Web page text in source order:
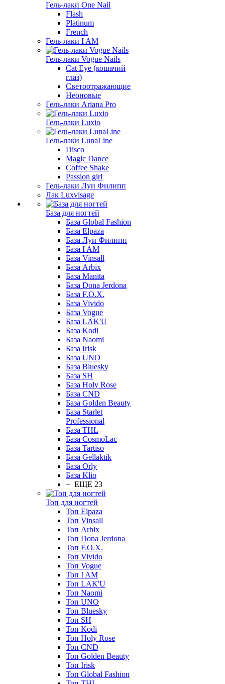
Гель-лаки One Nail
Flash
Platinum
French
Гель-лаки I AM
Гель-лаки Vogue Nails
Cat Eye (кошачий
глаз)
Светоотражающие
Неоновые
Гель-лаки Ariana Pro
Гель-лаки Luxio
Гель-лаки LunaLine
Disco
Magic Dance
Coffee Shake
Passion girl
Гель-лаки Луи Филипп
Лак Luxvisage
База для ногтей
База Global Fashion
База Elpaza
База Луи Филипп
База I AM
База Vinsall
База Arbix
База Manita
База Dona Jerdona
База F.O.X.
База Vivido
База Vogue
База LAK'U
База Kodi
База Naomi
База Irisk
База UNO
База Bluesky
База SH
База Holy Rose
База CND
База Golden Beauty
База Starlet
Professional
База THL
База CosmoLac
База Tartiso
База Gellaktik
База Orly
База Klio
+ ЕЩЕ 23
Топ для ногтей
Топ Elpaza
Топ Vinsall
Топ Arbix
Топ Dona Jerdona
Топ F.O.X.
Топ Vivido
Топ Vogue
Топ I AM
Топ LAK'U
Топ Naomi
Топ UNO
Топ Bluesky
Топ SH
Топ Kodi
Топ Holy Rose
Топ CND
Топ Golden Beauty
Топ Irisk
Топ Global Fashion